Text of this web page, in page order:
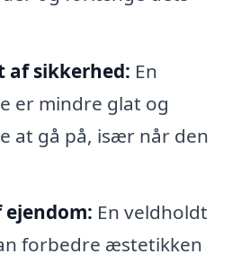
af sikkerhed: En
er mindre glat og
at gå på, især når den
En veldholdt
forbedre æstetikken